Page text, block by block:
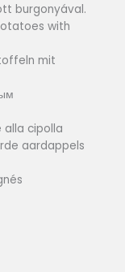
burgonyával.
with
mit
cipolla
aardappels